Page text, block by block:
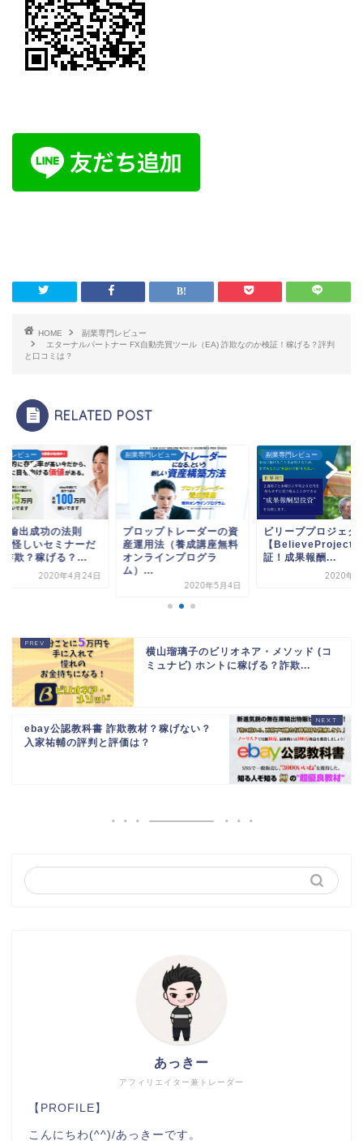
HOME
副業専門レビュー
エターナルパートナー FX自動売買ツール（EA) 詐欺なのか検証！稼げる？評判
と口コミは？
RELATED POST
門レビュー
輸出成功の法則
怪しいセミナーだ
詐欺？稼げる？...
2020年4月24日
副業専門レビュー
プロップトレーダーの資
産運用法（養成講座無料
オンラインプログラ
ム）...
2020年5月4日
副業専門レビュー
ビリーブプロジェク
【BelieveProject
証！成果報酬...
2020年3
横山瑠璃子のビリオネア・メソッド (コ
ミュナビ) ホントに稼げる？詐欺...
ebay公認教科書 詐欺教材？稼げない？
入家祐輔の評判と評価は？
アフィリエイター兼トレーダー
あっきー
【PROFILE】
こんにちわ(^^)/あっきーです。